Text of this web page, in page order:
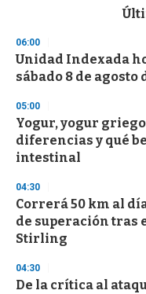
d
s
o
f
3
s
e
c
o
d
s
06:00
Unidad Indexada
sábado 8 de agosto
05:00
Yogur, yogur
diferencias y qué
intestinal
04:30
Correrá 50 km al
de superación tras
Stirling
04:30
De la crítica al